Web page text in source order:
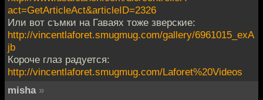
act=GetArticleAct&articleID=2326
Или вот съмки на Гаваях тоже зверские:
http://vincentlaforet.smugmug.com/gallery/6961015_exA
jb
Короче глаз радуется:
http://vincentlaforet.smugmug.com/Laforet%20Videos
misha »